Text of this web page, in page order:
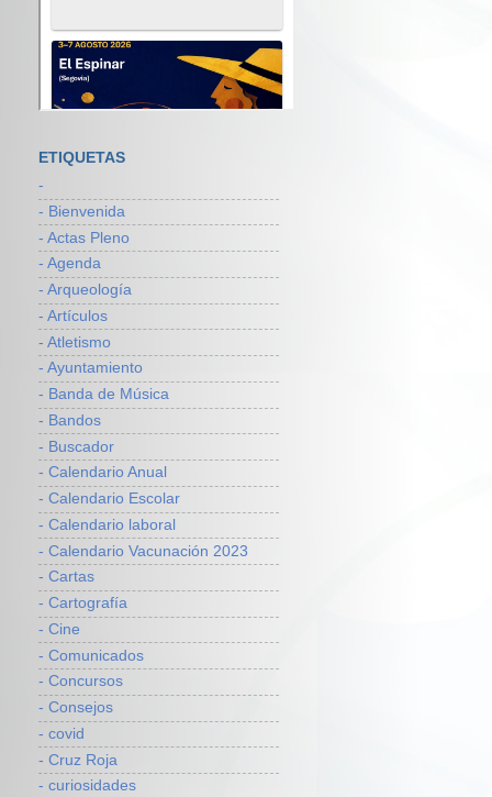
ETIQUETAS
-
- Bienvenida
- Actas Pleno
- Agenda
- Arqueología
- Artículos
- Atletismo
- Ayuntamiento
- Banda de Música
- Bandos
- Buscador
- Calendario Anual
- Calendario Escolar
- Calendario laboral
- Calendario Vacunación 2023
- Cartas
- Cartografía
- Cine
- Comunicados
- Concursos
- Consejos
- covid
- Cruz Roja
- curiosidades